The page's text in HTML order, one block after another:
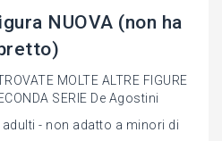
NUOVA (non ha
MOLTE ALTRE FIGURE
SERIE De Agostini
- non adatto a minori di